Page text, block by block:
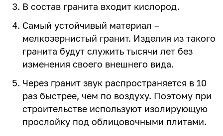
В состав гранита входит кислород.
Самый устойчивый материал –
мелкозернистый гранит. Изделия из такого
гранита будут служить тысячи лет без
изменения своего внешнего вида.
Через гранит звук распространяется в 10
раз быстрее, чем по воздуху. Поэтому при
строительстве используют изолирующую
прослойку под облицовочными плитами.